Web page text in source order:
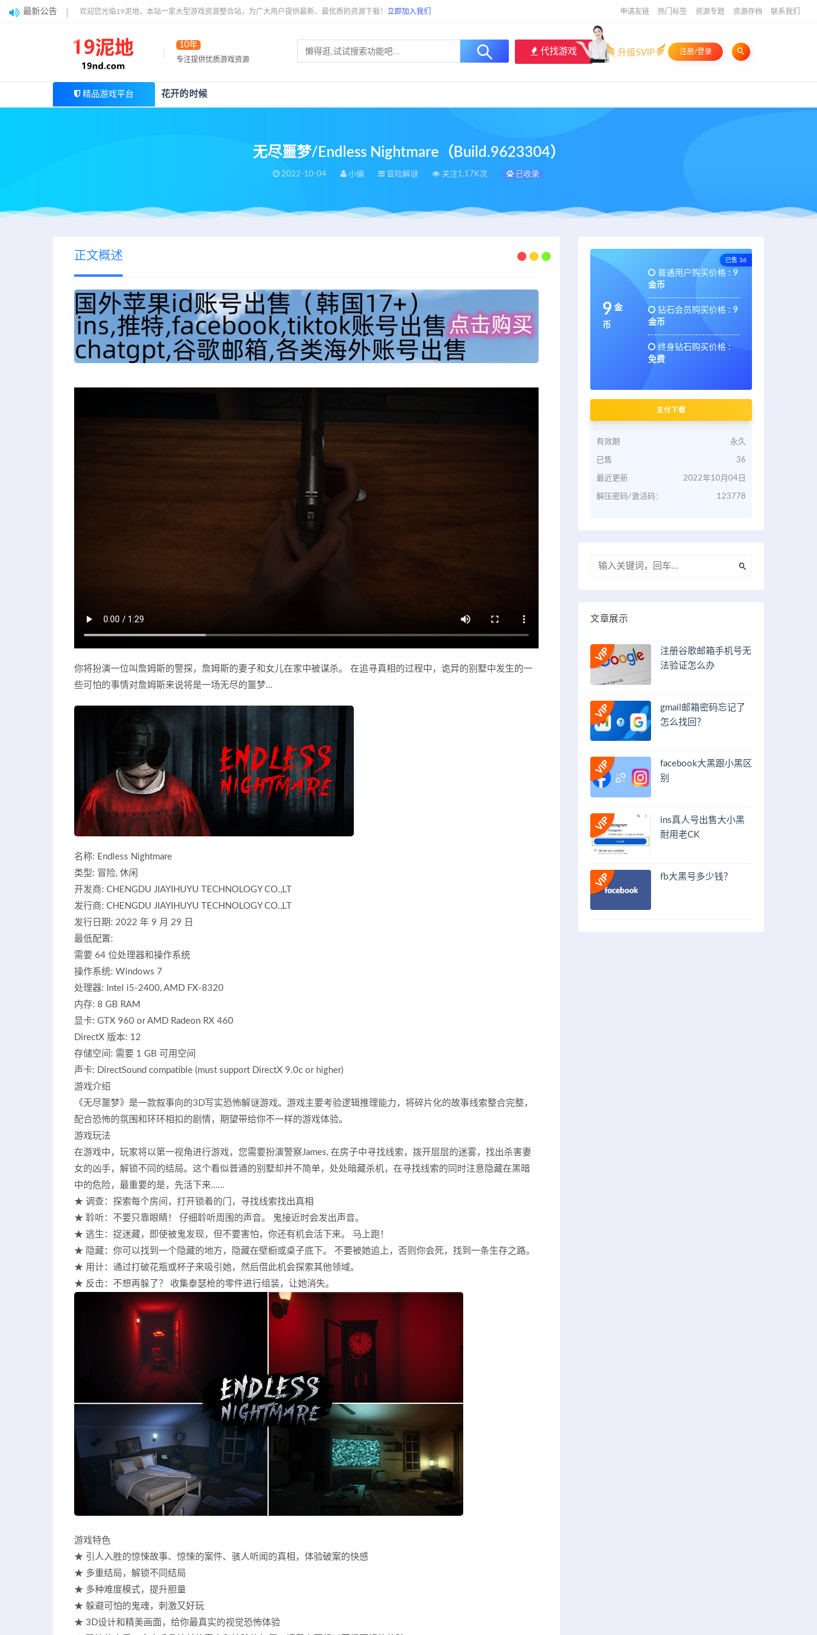
最新公告 欢迎您光临19泥地，本站一家大型游戏资源整合站，为广大用户提供最新、最优质的资源下载！ 立即加入我们 申请友链 热门标签 资源专题 资源存档 联系我们
10年
专注提供优质游戏资源
代找游戏 升级SVIP 注册/登录
精品游戏平台 花开的时候
无尽噩梦/Endless Nightmare（Build.9623304）
2022-10-04 小编 冒险解谜 关注1.17K次 已收录
正文概述
你将扮演一位叫詹姆斯的警探，詹姆斯的妻子和女儿在家中被谋杀。 在追寻真相的过程中，诡异的别墅中发生的一
些可怕的事情对詹姆斯来说将是一场无尽的噩梦…
名称: Endless Nightmare
类型: 冒险, 休闲
开发商: CHENGDU JIAYIHUYU TECHNOLOGY CO.,LT
发行商: CHENGDU JIAYIHUYU TECHNOLOGY CO.,LT
发行日期: 2022 年 9 月 29 日
最低配置:
需要 64 位处理器和操作系统
操作系统: Windows 7
处理器: Intel i5-2400, AMD FX-8320
内存: 8 GB RAM
显卡: GTX 960 or AMD Radeon RX 460
DirectX 版本: 12
存储空间: 需要 1 GB 可用空间
声卡: DirectSound compatible (must support DirectX 9.0c or higher)
游戏介绍
《无尽噩梦》是一款叙事向的3D写实恐怖解谜游戏。游戏主要考验逻辑推理能力，将碎片化的故事线索整合完整，
配合恐怖的氛围和环环相扣的剧情，期望带给你不一样的游戏体验。
游戏玩法
在游戏中，玩家将以第一视角进行游戏，您需要扮演警察James, 在房子中寻找线索，拨开层层的迷雾，找出杀害妻
女的凶手，解锁不同的结局。这个看似普通的别墅却并不简单，处处暗藏杀机，在寻找线索的同时注意隐藏在黑暗
中的危险，最重要的是，先活下来……
★ 调查：探索每个房间，打开锁着的门，寻找线索找出真相
★ 聆听：不要只靠眼睛！ 仔细聆听周围的声音。 鬼接近时会发出声音。
★ 逃生：捉迷藏，即使被鬼发现，但不要害怕，你还有机会活下来。 马上跑！
★ 隐藏：你可以找到一个隐藏的地方，隐藏在壁橱或桌子底下。 不要被她追上，否则你会死，找到一条生存之路。
★ 用计：通过打破花瓶或杯子来吸引她，然后借此机会探索其他领域。
★ 反击：不想再躲了？ 收集泰瑟枪的零件进行组装，让她消失。
游戏特色
★ 引人入胜的惊悚故事、惊悚的案件、骇人听闻的真相，体验破案的快感
★ 多重结局，解锁不同结局
★ 多种难度模式，提升胆量
★ 躲避可怕的鬼魂，刺激又好玩
★ 3D设计和精美画面，给你最真实的视觉恐怖体验
已售 36
9 金
币
普通用户购买价格 : 9
金币
钻石会员购买价格 : 9
金币
终身钻石购买价格 :
免费
支付下载
有效期 永久
已售 36
最近更新 2022年10月04日
解压密码/激活码： 123778
文章展示
注册谷歌邮箱手机号无
法验证怎么办
gmail邮箱密码忘记了
怎么找回？
facebook大黑跟小黑区
别
ins真人号出售大小黑
耐用老CK
fb大黑号多少钱？